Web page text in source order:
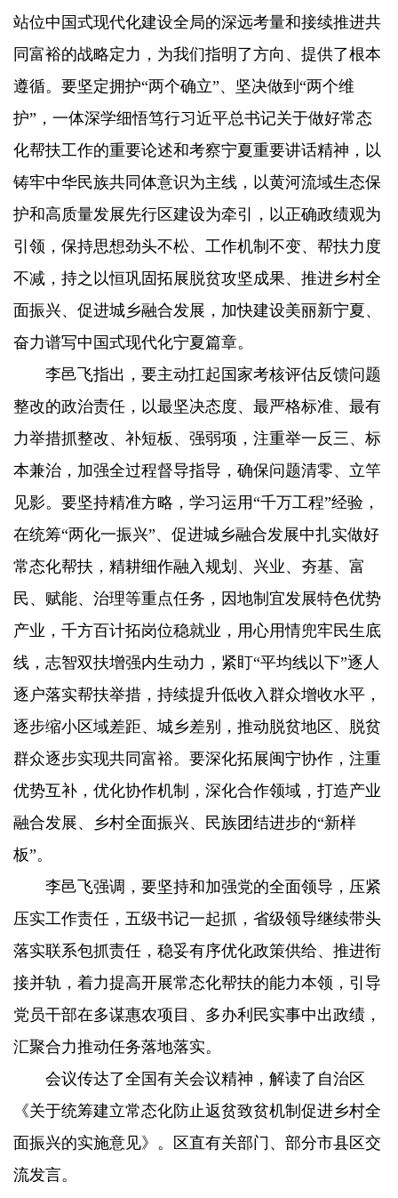
站位中国式现代化建设全局的深远考量和接续推进共
同富裕的战略定力，为我们指明了方向、提供了根本
遵循。要坚定拥护“两个确立”、坚决做到“两个维
护”，一体深学细悟笃行习近平总书记关于做好常态
化帮扶工作的重要论述和考察宁夏重要讲话精神，以
铸牢中华民族共同体意识为主线，以黄河流域生态保
护和高质量发展先行区建设为牵引，以正确政绩观为
引领，保持思想劲头不松、工作机制不变、帮扶力度
不减，持之以恒巩固拓展脱贫攻坚成果、推进乡村全
面振兴、促进城乡融合发展，加快建设美丽新宁夏、
奋力谱写中国式现代化宁夏篇章。
李邑飞指出，要主动扛起国家考核评估反馈问题
整改的政治责任，以最坚决态度、最严格标准、最有
力举措抓整改、补短板、强弱项，注重举一反三、标
本兼治，加强全过程督导指导，确保问题清零、立竿
见影。要坚持精准方略，学习运用“千万工程”经验，
在统筹“两化一振兴”、促进城乡融合发展中扎实做好
常态化帮扶，精耕细作融入规划、兴业、夯基、富
民、赋能、治理等重点任务，因地制宜发展特色优势
产业，千方百计拓岗位稳就业，用心用情兜牢民生底
线，志智双扶增强内生动力，紧盯“平均线以下”逐人
逐户落实帮扶举措，持续提升低收入群众增收水平，
逐步缩小区域差距、城乡差别，推动脱贫地区、脱贫
群众逐步实现共同富裕。要深化拓展闽宁协作，注重
优势互补，优化协作机制，深化合作领域，打造产业
融合发展、乡村全面振兴、民族团结进步的“新样
板”。
李邑飞强调，要坚持和加强党的全面领导，压紧
压实工作责任，五级书记一起抓，省级领导继续带头
落实联系包抓责任，稳妥有序优化政策供给、推进衔
接并轨，着力提高开展常态化帮扶的能力本领，引导
党员干部在多谋惠农项目、多办利民实事中出政绩，
汇聚合力推动任务落地落实。
会议传达了全国有关会议精神，解读了自治区
《关于统筹建立常态化防止返贫致贫机制促进乡村全
面振兴的实施意见》。区直有关部门、部分市县区交
流发言。